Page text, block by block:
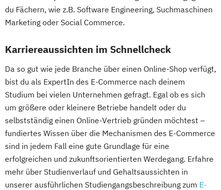
du Fächern, wie z.B. Software Engineering, Suchmaschinen
Marketing oder Social Commerce.
Karriereaussichten im Schnellcheck
Da so gut wie jede Branche über einen Online-Shop verfügt,
bist du als ExpertIn des E-Commerce nach deinem
Studium bei vielen Unternehmen gefragt. Egal ob es sich
um größere oder kleinere Betriebe handelt oder du
selbstständig einen Online-Vertrieb gründen möchtest –
fundiertes Wissen über die Mechanismen des E-Commerce
sind in jedem Fall eine gute Grundlage für eine
erfolgreichen und zukunftsorientierten Werdegang. Erfahre
mehr über Studienverlauf und Gehaltsaussichten in
unserer ausführlichen Studiengangsbeschreibung zum E-